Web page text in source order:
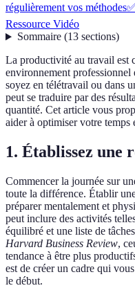
régulièrement vos méthodes
Ressource Vidéo
Sommaire(13 sections)
La productivité au travail est
environnement
soyez en télétravail ou dans
peut se traduire par des
quantité. Cet article vous
aider à optimiser votre temps
1. Établissez une
Commencer la journée sur
toute la différence. Établir
préparer mentalement et
peut inclure des activités
équilibré et une liste de
Harvard Business Review,
tendance à être plus
est de créer un cadre qui
le début.